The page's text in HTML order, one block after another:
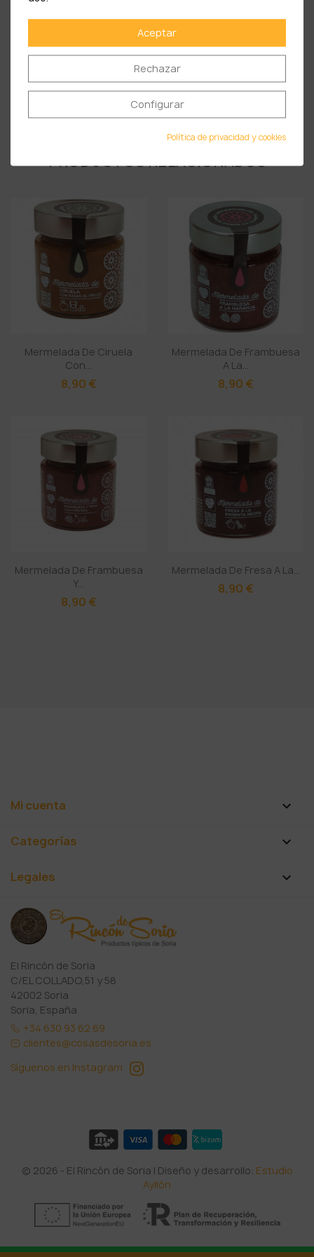
Hidratos de carbono …………………….... 53,6g
De los cuales azúcares ……………. 45,5g
Proteínas ………………………………….. 0,7g
Sal …………………………………………0,41g
PRODUCTOS RELACIONADOS
Mermelada De Ciruela
Con...
8,90 €
Mermelada De Frambuesa
A La...
8,90 €
Mermelada De Frambuesa
Y...
8,90 €
Mermelada De Fresa A La...
8,90 €
Mi cuenta 
Categorías 
Legales 
El Rincón de Soria
C/EL COLLADO,51 y 58
42002 Soria
Soria, España
+34 630 93 62 69
clientes@cosasdesoria.es
Síguenos en Instagram
© 2026 - El Rincón de Soria | Diseño y desarrollo: Estudio
Ayllón
Aceptar
Rechazar
Configurar
Política de privacidad y cookies